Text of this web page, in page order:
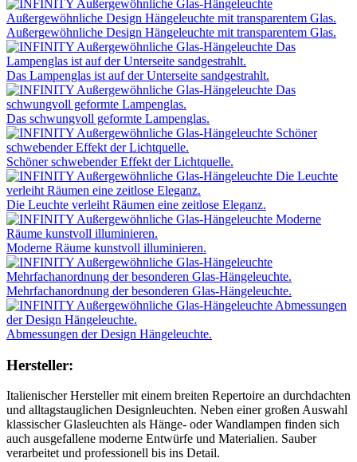
Außergewöhnliche Design Hängeleuchte mit transparentem Glas.
Das Lampenglas ist auf der Unterseite sandgestrahlt.
Das schwungvoll geformte Lampenglas.
Schöner schwebender Effekt der Lichtquelle.
Die Leuchte verleiht Räumen eine zeitlose Eleganz.
Moderne Räume kunstvoll illuminieren.
Mehrfachanordnung der besonderen Glas-Hängeleuchte.
Abmessungen der Design Hängeleuchte.
Hersteller:
Italienischer Hersteller mit einem breiten Repertoire an durchdachten
und alltagstauglichen Designleuchten. Neben einer großen Auswahl
klassischer Glasleuchten als Hänge- oder Wandlampen finden sich
auch ausgefallene moderne Entwürfe und Materialien. Sauber
verarbeitet und professionell bis ins Detail.